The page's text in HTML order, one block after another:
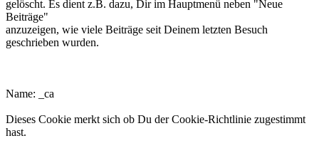
gelöscht. Es dient z.B. dazu, Dir im Hauptmenü neben "Neue
Beiträge"
anzuzeigen, wie viele Beiträge seit Deinem letzten Besuch
geschrieben wurden.
Name: _ca
Dieses Cookie merkt sich ob Du der Cookie-Richtlinie zugestimmt
hast.